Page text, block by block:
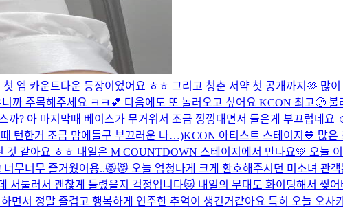
카운트다운 등장이었어요 ㅎㅎ 그리고 청춘 서약 첫 공개까지🫶 많
까 주목해주세요 ㅋㅋ💕 다음에도 또 놀러오고 싶어요 KCON 최고🥺 불
까? 아 마지막때 베이스가 무거워서 조금 낑낑대면서 들은게 부끄럽네
턴한거 조금 맘에들구 부끄러운 나…)KCON 아티스트 스테이지💙 많은
같아요 ㅎㅎ 내일은 M COUNTDOWN 스테이지에서 만나요💚 오늘
너무너무 즐거웠어용..😻😻 오늘 엄청나게 크게 환호해주시던 미소녀 관
서툴러서 괜찮게 들렸을지 걱정입니다😿 내일의 무대도 화이팅해서 찢
면서 정말 즐겁고 행복하게 연주한 추억이 생긴거같아요 특히 오늘 오